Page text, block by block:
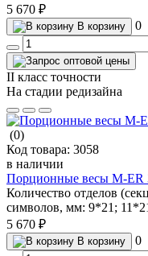
5 670 ₽
В корзину 0
II класс точности
На стадии редизайна
(0)
Код товара: 3058
в наличии
Порционные весы M-ER
Количество отделов
символов, мм: 9*21;
5 670 ₽
В корзину 0